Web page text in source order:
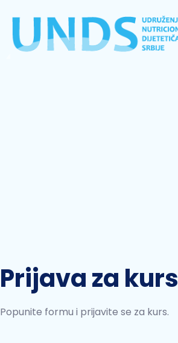
Prijava za kurs
Popunite formu i prijavite se za kurs.